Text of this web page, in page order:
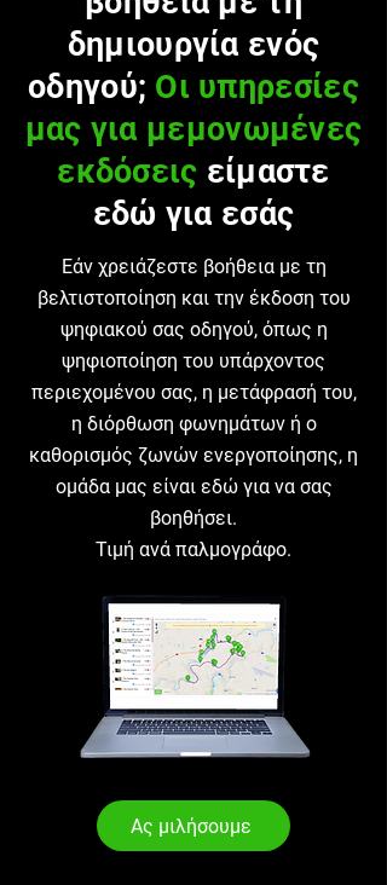
δημιουργία ενός
οδηγού; Οι υπηρεσίες
μας για μεμονωμένες
εκδόσεις είμαστε
εδώ για εσάς
Εάν χρειάζεστε βοήθεια με τη
βελτιστοποίηση και την έκδοση του
ψηφιακού σας οδηγού, όπως η
ψηφιοποίηση του υπάρχοντος
περιεχομένου σας, η μετάφρασή του,
η διόρθωση φωνημάτων ή ο
καθορισμός ζωνών ενεργοποίησης, η
ομάδα μας είναι εδώ για να σας
βοηθήσει.
Τιμή ανά παλμογράφο.
Ας μιλήσουμε